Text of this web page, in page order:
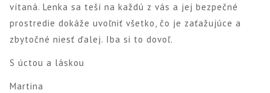
vítaná. Lenka sa teší na každú z vás a jej bezpečné
prostredie dokáže uvoľniť všetko, čo je zaťažujúce a
zbytočné niesť ďalej. Iba si to dovoľ.
S úctou a láskou
Martina